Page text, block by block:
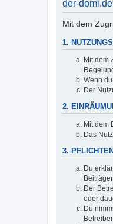
der-
Mit dem
1.
Mit dem
Wenn
Der
2.
Mit dem
Das
3.
Du
Der
oder
Du